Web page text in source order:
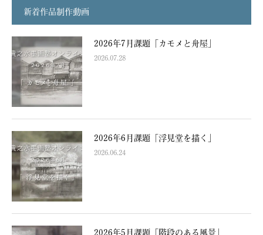
新着作品制作動画
2026年7月課題「カモメと舟屋」
2026.07.28
2026年6月課題「浮見堂を描く」
2026.06.24
2026年5月課題「階段のある風景」